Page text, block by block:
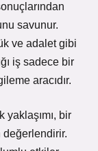
savunur.
ve adalet gibi
iş sadece bir
aracıdır.
yaklaşımı, bir